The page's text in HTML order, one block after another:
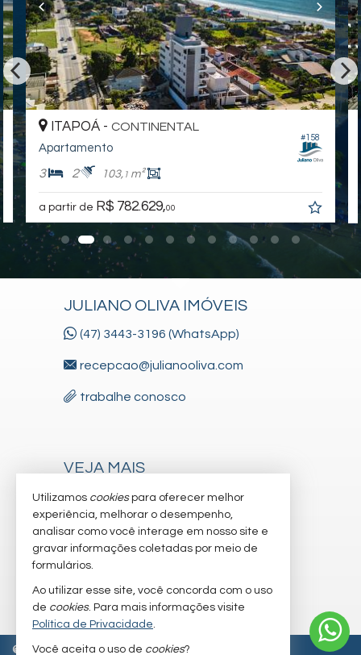
#158
ITAPOÁ -CONTINENTAL
Apartamento
3 2 103,1m²
a partir de R$ 782.629,00
JULIANO OLIVA IMÓVEIS
(47) 3443-3196 (WhatsApp)
recepcao@julianooliva.com
trabalhe conosco
VEJA MAIS
receba nosso newsletter
cadastre seu imóvel
imóveis favoritos
mapa de imóveis
© 2026 CRECI/SC 6.830-J Política de Privacidade
Utilizamos cookiespara oferecer melhor
experiência, melhorar o desempenho,
analisar como você interage em nosso site e
gravar informações coletadas por meio de
formulários.
Ao utilizar esse site, você concorda com o uso
de cookies. Para mais informações visite
Política de Privacidade.
Você aceita o uso de cookies?